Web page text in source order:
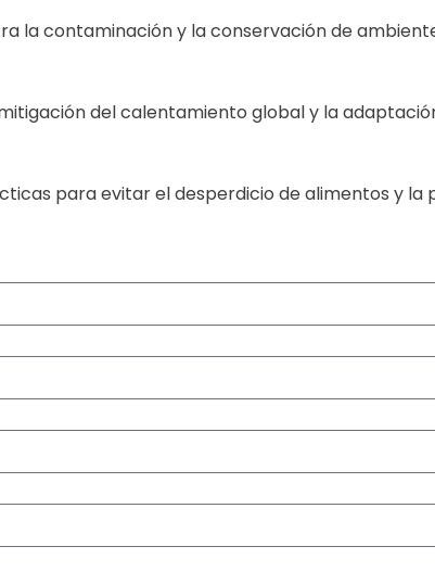
la contaminación y la conservación de
del calentamiento global y la
para evitar el desperdicio de alimentos y la